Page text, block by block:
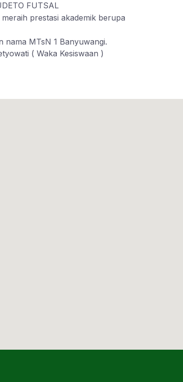
FUTSAL
prestasi akademik berupa
nama MTsN 1 Banyuwangi.
( Waka Kesiswaan )